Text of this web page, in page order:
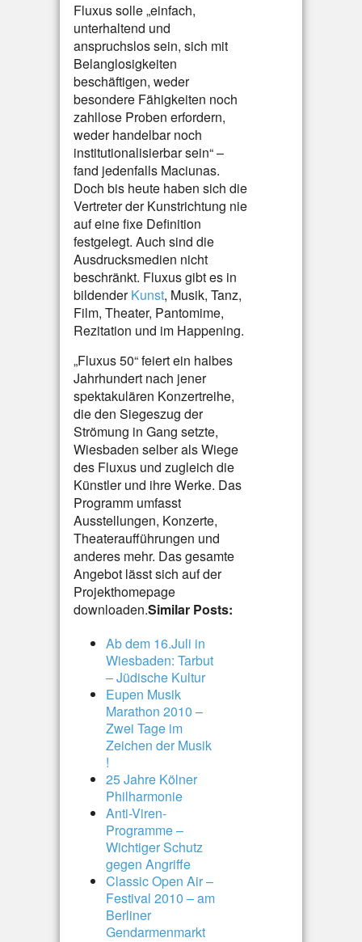
Fluxus solle „einfach,
unterhaltend und
anspruchslos sein, sich mit
Belanglosigkeiten
beschäftigen, weder
besondere Fähigkeiten noch
zahllose Proben erfordern,
weder handelbar noch
institutionalisierbar sein“ –
fand jedenfalls Maciunas.
Doch bis heute haben sich die
Vertreter der Kunstrichtung nie
auf eine fixe Definition
festgelegt. Auch sind die
Ausdrucksmedien nicht
beschränkt. Fluxus gibt es in
bildenderKunst, Musik, Tanz,
Film, Theater, Pantomime,
Rezitation und im Happening.
„Fluxus 50“ feiert ein halbes
Jahrhundert nach jener
spektakulären Konzertreihe,
die den Siegeszug der
Strömung in Gang setzte,
Wiesbaden selber als Wiege
des Fluxus und zugleich die
Künstler und ihre Werke. Das
Programm umfasst
Ausstellungen, Konzerte,
Theateraufführungen und
anderes mehr. Das gesamte
Angebot lässt sich auf der
Projekthomepage
downloaden.Similar Posts:
Ab dem 16.Juli in
Wiesbaden: Tarbut
– Jüdische Kultur
Eupen Musik
Marathon 2010 –
Zwei Tage im
Zeichen der Musik
!
25 Jahre Kölner
Philharmonie
Anti-Viren-
Programme –
Wichtiger Schutz
gegen Angriffe
Classic Open Air –
Festival 2010 – am
Berliner
Gendarmenmarkt